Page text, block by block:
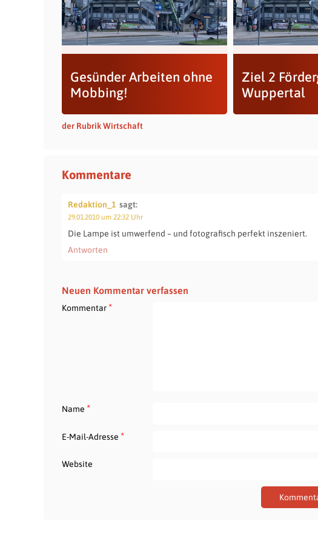
Gesünder Arbeiten ohne
Mobbing!
Ziel 2
Wuppertal
der Rubrik Wirtschaft
Kommentare
Redaktion_1 sagt:
29.01.2010 um 22:32 Uhr
Die Lampe ist umwerfend – und fotografisch perfekt inszeniert.
Antworten
Neuen Kommentar verfassen
Kommentar*
Name *
E-Mail-Adresse *
Website